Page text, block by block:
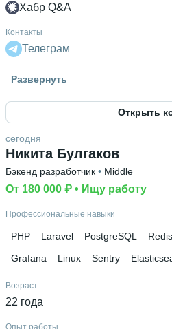
Хабр Q&A
Контакты
Телеграм
Развернуть
Открыть
Никита Булгаков
сегодня
Бэкенд разработчик • Middle
От 180 000 ₽ • Ищу работу
Профессиональные навыки
PHP Laravel PostgreSQL Redis
Grafana
Linux Sentry
Возраст
22 года
Опыт работы